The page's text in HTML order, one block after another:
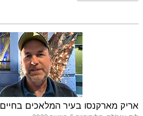
אריק מארקנסו בעיר המלאכים בחיים